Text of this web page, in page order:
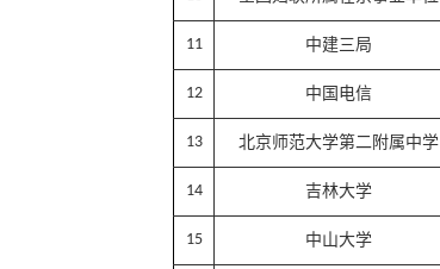
11 中建三局
12 中国电信
13 北京师范大学第二附属中学
14 吉林大学
15 中山大学